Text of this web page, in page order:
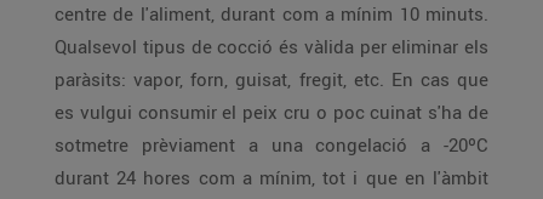
centre de l'aliment, durant com a mínim 10 minuts.
Qualsevol tipus de cocció és vàlida per eliminar els
paràsits: vapor, forn, guisat, fregit, etc. En cas que
es vulgui consumir el peix cru o poc cuinat s'ha de
sotmetre prèviament a una congelació a -20ºC
durant 24 hores com a mínim, tot i que en l'àmbit